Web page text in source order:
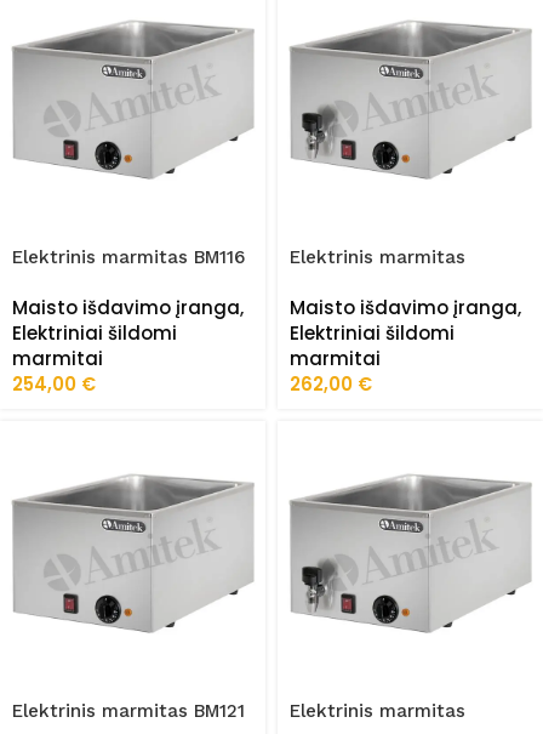
Elektrinis marmitas BM116
Maisto išdavimo įranga,
Elektriniai šildomi
marmitai
254,00 €
Elektrinis marmitas
Maisto išdavimo įranga,
Elektriniai šildomi
marmitai
262,00 €
Elektrinis marmitas BM121
Elektrinis marmitas